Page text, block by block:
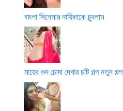
বাংলা সিনেমার নায়িকাকে চুদলাম
মায়ের গুদ চোদা দেখার চটি গল্প নতুন গল্প